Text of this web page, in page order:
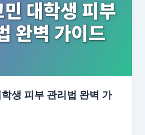
생 피부 관리법 완벽 가